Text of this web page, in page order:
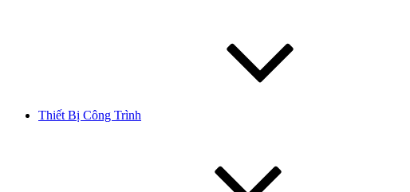
Thiết Bị Công Trình